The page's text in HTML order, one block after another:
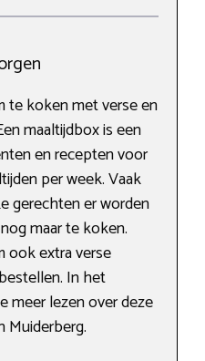
te koken met verse en
maaltijdbox is een
en recepten voor
per week. Vaak
gerechten er worden
maar te koken.
ook extra verse
In het
meer lezen over deze
Muiderberg.